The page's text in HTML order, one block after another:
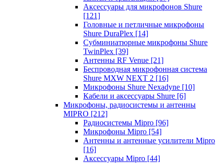
Аксессуары для микрофонов Shure
[121]
Головные и петличные микрофоны
Shure DuraPlex [14]
Субминиатюрные микрофоны Shure
TwinPlex [39]
Антенны RF Venue [21]
Беспроводная микрофонная система
Shure MXW NEXT 2 [16]
Микрофоны Shure Nexadyne [10]
Кабели и аксессуары Shure [6]
Микрофоны, радиосистемы и антенны
MIPRO [212]
Радиосистемы Mipro [96]
Микрофоны Mipro [54]
Антенны и антенные усилители Mipro
[16]
Аксессуары Mipro [44]